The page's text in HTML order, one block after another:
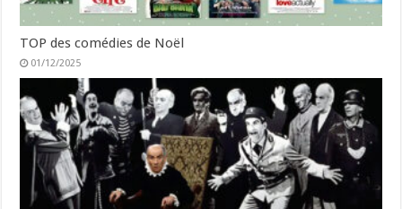
TOP des comédies de Noël
01/12/2025